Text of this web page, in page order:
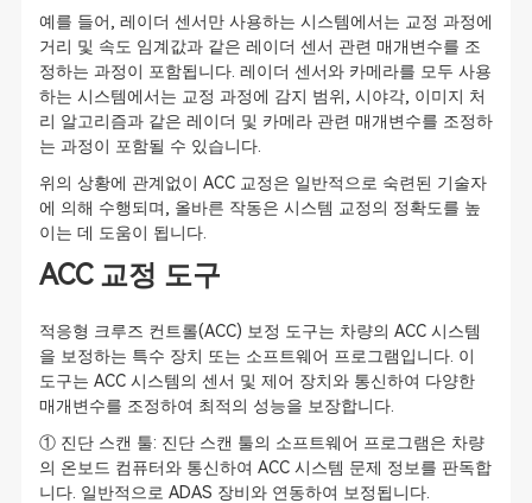
예를 들어, 레이더 센서만 사용하는 시스템에서는 교정 과정에
거리 및 속도 임계값과 같은 레이더 센서 관련 매개변수를 조
정하는 과정이 포함됩니다. 레이더 센서와 카메라를 모두 사용
하는 시스템에서는 교정 과정에 감지 범위, 시야각, 이미지 처
리 알고리즘과 같은 레이더 및 카메라 관련 매개변수를 조정하
는 과정이 포함될 수 있습니다.
위의 상황에 관계없이 ACC 교정은 일반적으로 숙련된 기술자
에 의해 수행되며, 올바른 작동은 시스템 교정의 정확도를 높
이는 데 도움이 됩니다.
ACC 교정 도구
적응형 크루즈 컨트롤(ACC) 보정 도구는 차량의 ACC 시스템
을 보정하는 특수 장치 또는 소프트웨어 프로그램입니다. 이
도구는 ACC 시스템의 센서 및 제어 장치와 통신하여 다양한
매개변수를 조정하여 최적의 성능을 보장합니다.
① 진단 스캔 툴: 진단 스캔 툴의 소프트웨어 프로그램은 차량
의 온보드 컴퓨터와 통신하여 ACC 시스템 문제 정보를 판독합
니다. 일반적으로 ADAS 장비와 연동하여 보정됩니다.